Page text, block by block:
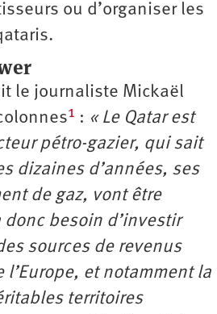
ou d’organiser les
le journaliste Mickaël
1 : « Le Qatar est
pétro-gazier, qui sait
dizaines d’années, ses
de gaz, vont être
besoin d’investir
sources de revenus
l’Europe, et notamment la
territoires